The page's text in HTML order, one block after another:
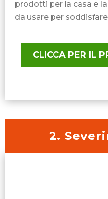
prodotti per la casa e
da usare per
CLICCA PER IL
2.